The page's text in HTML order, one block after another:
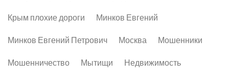
Крым плохие дороги Минков Евгений
Минков Евгений Петрович Москва Мошенники
Мошенничество Мытищи Недвижимость